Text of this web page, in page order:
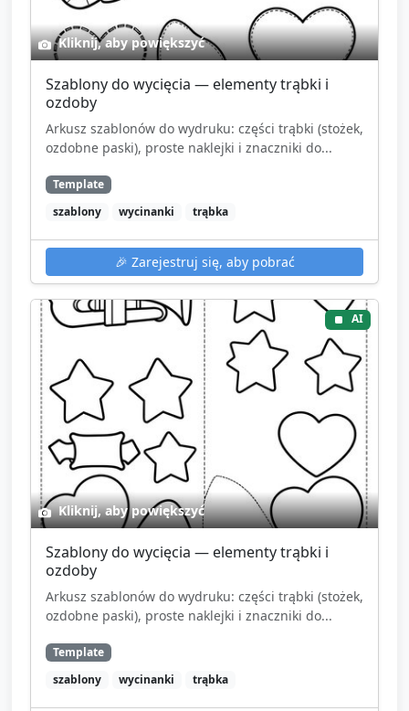
Kliknij, aby powiększyć
Szablony do wycięcia — elementy trąbki i
ozdoby
Arkusz szablonów do wydruku: części trąbki (stożek,
ozdobne paski), proste naklejki i znaczniki do...
Template
szablony
wycinanki trąbka
🎉 Zarejestruj się, aby pobrać
AI
Kliknij, aby powiększyć
Szablony do wycięcia — elementy trąbki i
ozdoby
Arkusz szablonów do wydruku: części trąbki (stożek,
ozdobne paski), proste naklejki i znaczniki do...
Template
szablony
wycinanki trąbka